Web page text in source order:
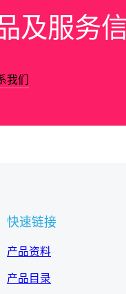
及服务
我们
快速链接
产品资料
产品目录